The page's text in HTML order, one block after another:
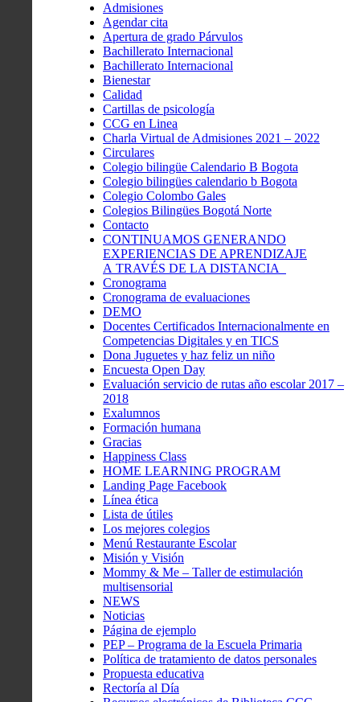
Admisiones
Agendar cita
Apertura de grado Párvulos
Bachillerato Internacional
Bachillerato Internacional
Bienestar
Calidad
Cartillas de psicología
CCG en Linea
Charla Virtual de Admisiones 2021 – 2022
Circulares
Colegio bilingüe Calendario B Bogota
Colegio bilingües calendario b Bogota
Colegio Colombo Gales
Colegios Bilingües Bogotá Norte
Contacto
CONTINUAMOS GENERANDO
EXPERIENCIAS DE APRENDIZAJE
A TRAVÉS DE LA DISTANCIA
Cronograma
Cronograma de evaluaciones
DEMO
Docentes Certificados Internacionalmente en
Competencias Digitales y en TICS
Dona Juguetes y haz feliz un niño
Encuesta Open Day
Evaluación servicio de rutas año escolar 2017 –
2018
Exalumnos
Formación humana
Gracias
Happiness Class
HOME LEARNING PROGRAM
Landing Page Facebook
Línea ética
Lista de útiles
Los mejores colegios
Menú Restaurante Escolar
Misión y Visión
Mommy & Me – Taller de estimulación
multisensorial
NEWS
Noticias
Página de ejemplo
PEP – Programa de la Escuela Primaria
Política de tratamiento de datos personales
Propuesta educativa
Rectoría al Día